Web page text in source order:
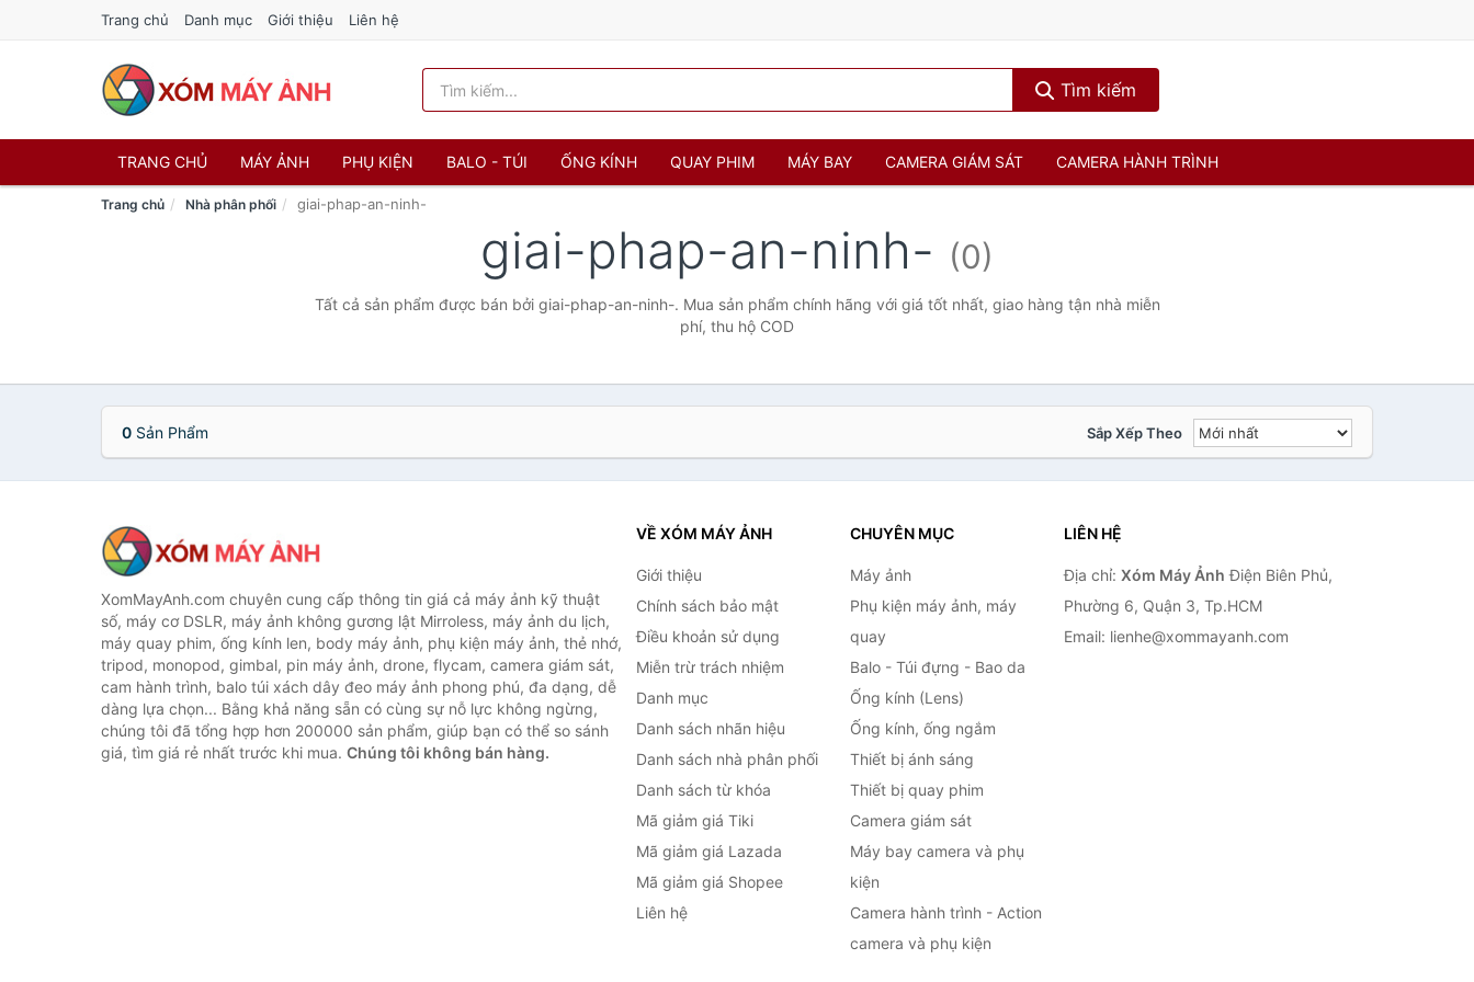
Trang chủ Danh mục Giới thiệu Liên hệ
Tìm kiếm
TRANG CHỦ MÁY ẢNH PHỤ KIỆN BALO - TÚI ỐNG KÍNH QUAY PHIM MÁY BAY CAMERA GIÁM SÁT CAMERA HÀNH TRÌNH
Trang chủ Nhà phân phối giai-phap-an-ninh-
giai-phap-an-ninh- (0)
Tất cả sản phẩm được bán bởi giai-phap-an-ninh-. Mua sản phẩm chính hãng với giá tốt nhất, giao hàng tận nhà miễn
phí, thu hộ COD
0 Sản Phẩm Sắp Xếp Theo
XomMayAnh.com chuyên cung cấp thông tin giá cả máy ảnh kỹ thuật
số, máy cơ DSLR, máy ảnh không gương lật Mirroless, máy ảnh du lịch,
máy quay phim, ống kính len, body máy ảnh, phụ kiện máy ảnh, thẻ nhớ,
tripod, monopod, gimbal, pin máy ảnh, drone, flycam, camera giám sát,
cam hành trình, balo túi xách dây đeo máy ảnh phong phú, đa dạng, dễ
dàng lựa chọn... Bằng khả năng sẵn có cùng sự nỗ lực không ngừng,
chúng tôi đã tổng hợp hơn 200000 sản phẩm, giúp bạn có thể so sánh
giá, tìm giá rẻ nhất trước khi mua. Chúng tôi không bán hàng.
VỀ XÓM MÁY ẢNH
Giới thiệu
Chính sách bảo mật
Điều khoản sử dụng
Miễn trừ trách nhiệm
Danh mục
Danh sách nhãn hiệu
Danh sách nhà phân phối
Danh sách từ khóa
Mã giảm giá Tiki
Mã giảm giá Lazada
Mã giảm giá Shopee
Liên hệ
CHUYÊN MỤC
Máy ảnh
Phụ kiện máy ảnh, máy
quay
Balo - Túi đựng - Bao da
Ống kính (Lens)
Ống kính, ống ngắm
Thiết bị ánh sáng
Thiết bị quay phim
Camera giám sát
Máy bay camera và phụ
kiện
Camera hành trình - Action
camera và phụ kiện
LIÊN HỆ
Địa chỉ: Xóm Máy Ảnh Điện Biên Phủ,
Phường 6, Quận 3, Tp.HCM
Email: lienhe@xommayanh.com